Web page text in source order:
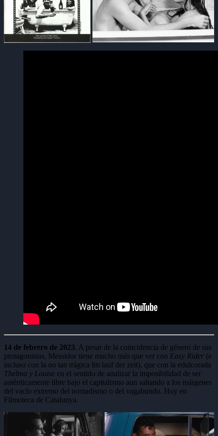
14 de febrero de 2023. A pesar de la coincidencia de género de sus
protagonistas, Messidor tiene mucho más que ver con Easy Rider (e
incluso con la no tan trágica Im lauf der zeit), que con la edulcorada
Thelma y Louise en el sentido de analizar la imposibilidad de ser
auténticamente libre bajo el capitalismo aun saltando a los márgenes
del vacío extremo del nomadismo o del vagabundo. Hoy en
Filmoteca de Catalunya.